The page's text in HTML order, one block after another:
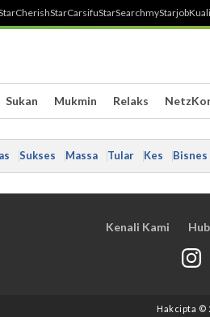
StarCarsifuStarSearchmyStarjobKuali
Sukan Mukmin Relaks
Sukses Massa Tular Kes Bisnes
Kenali Kami
Hakcipta ©